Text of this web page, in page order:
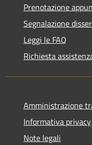
Prenotazione
Segnalazione
Leggi le FAQ
Richiesta
Amministrazione
Informativa privacy
Note legali